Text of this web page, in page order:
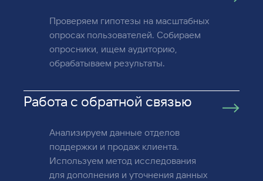
Проверяем гипотезы на масштабных
опросах пользователей. Собираем
опросники, ищем аудиторию,
обрабатываем результаты.
Работа с обратной связью
Анализируем данные отделов
поддержки и продаж клиента.
Используем метод исследования
для дополнения и уточнения данных